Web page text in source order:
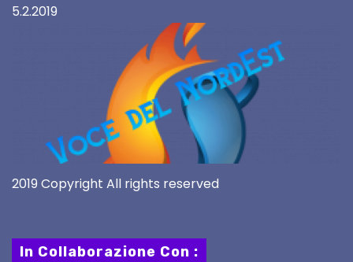
5.2.2019
2019 Copyright All rights reserved
In Collaborazione Con :